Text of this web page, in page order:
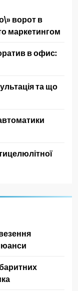
ворот в
маркетингом
в офис:
та що